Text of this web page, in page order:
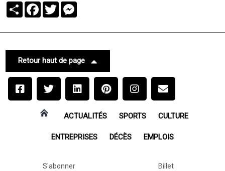
PartagerFacebook
Twitter
Retour haut de page
ACTUALITÉS SPORTS CULTURE
ENTREPRISES DÉCÈS EMPLOIS
S'abonner
Billet